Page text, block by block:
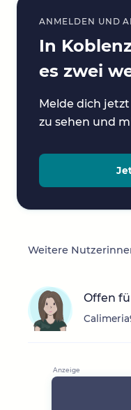
ANMELDEN UND
In
es zwei
Melde dich
zu sehen und
Weitere
Offen